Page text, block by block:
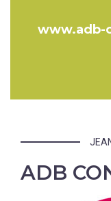
www.adb-
ADB